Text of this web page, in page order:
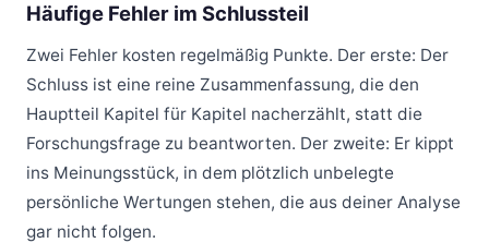
Häufige Fehler im Schlussteil
Zwei Fehler kosten regelmäßig Punkte. Der erste: Der
Schluss ist eine reine Zusammenfassung, die den
Hauptteil Kapitel für Kapitel nacherzählt, statt die
Forschungsfrage zu beantworten. Der zweite: Er kippt
ins Meinungsstück, in dem plötzlich unbelegte
persönliche Wertungen stehen, die aus deiner Analyse
gar nicht folgen.